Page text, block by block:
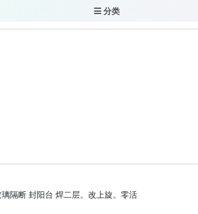
分类
隔断 封阳台 焊二层。改上旋。零活